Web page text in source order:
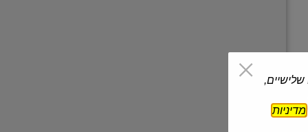
שלישיים,
מדיניות